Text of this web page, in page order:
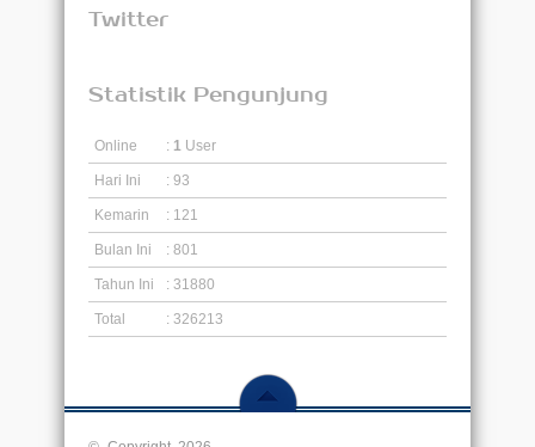
Twitter
Statistik Pengunjung
Online : 1 User
Hari Ini : 93
Kemarin : 121
Bulan Ini : 801
Tahun Ini : 31880
Total : 326213